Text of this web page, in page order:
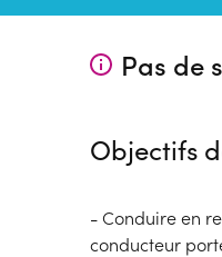
Pas de
Objectifs
- Conduire en
conducteur